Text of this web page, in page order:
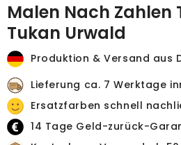
Malen Nach Zahlen
Tukan Urwald
Produktion & Versand aus
Lieferung ca. 7 Werktage
Ersatzfarben schnell
14 Tage Geld-zurück-